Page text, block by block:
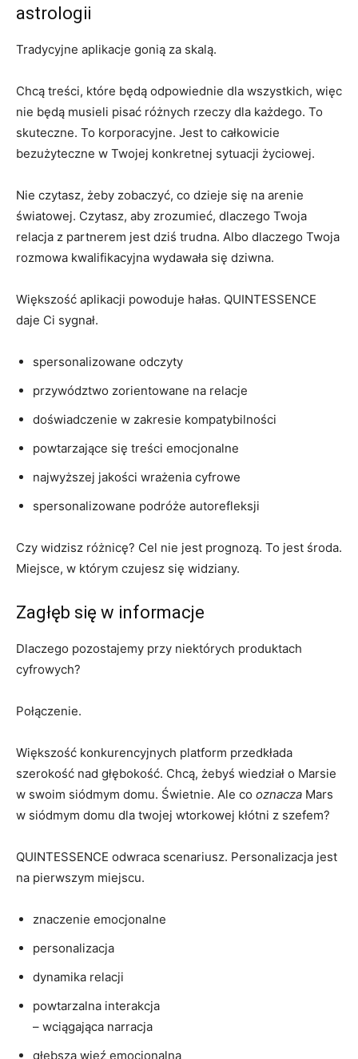
astrologii
Tradycyjne aplikacje gonią za skalą.
Chcą treści, które będą odpowiednie dla wszystkich, więc
nie będą musieli pisać różnych rzeczy dla każdego. To
skuteczne. To korporacyjne. Jest to całkowicie
bezużyteczne w Twojej konkretnej sytuacji życiowej.
Nie czytasz, żeby zobaczyć, co dzieje się na arenie
światowej. Czytasz, aby zrozumieć, dlaczego Twoja
relacja z partnerem jest dziś trudna. Albo dlaczego Twoja
rozmowa kwalifikacyjna wydawała się dziwna.
Większość aplikacji powoduje hałas. QUINTESSENCE
daje Ci sygnał.
spersonalizowane odczyty
przywództwo zorientowane na relacje
doświadczenie w zakresie kompatybilności
powtarzające się treści emocjonalne
najwyższej jakości wrażenia cyfrowe
spersonalizowane podróże autorefleksji
Czy widzisz różnicę? Cel nie jest prognozą. To jest środa.
Miejsce, w którym czujesz się widziany.
Zagłęb się w informacje
Dlaczego pozostajemy przy niektórych produktach
cyfrowych?
Połączenie.
Większość konkurencyjnych platform przedkłada
szerokość nad głębokość. Chcą, żebyś wiedział o Marsie
w swoim siódmym domu. Świetnie. Ale co oznacza Mars
w siódmym domu dla twojej wtorkowej kłótni z szefem?
QUINTESSENCE odwraca scenariusz. Personalizacja jest
na pierwszym miejscu.
znaczenie emocjonalne
personalizacja
dynamika relacji
powtarzalna interakcja
– wciągająca narracja
głębsza więź emocjonalna